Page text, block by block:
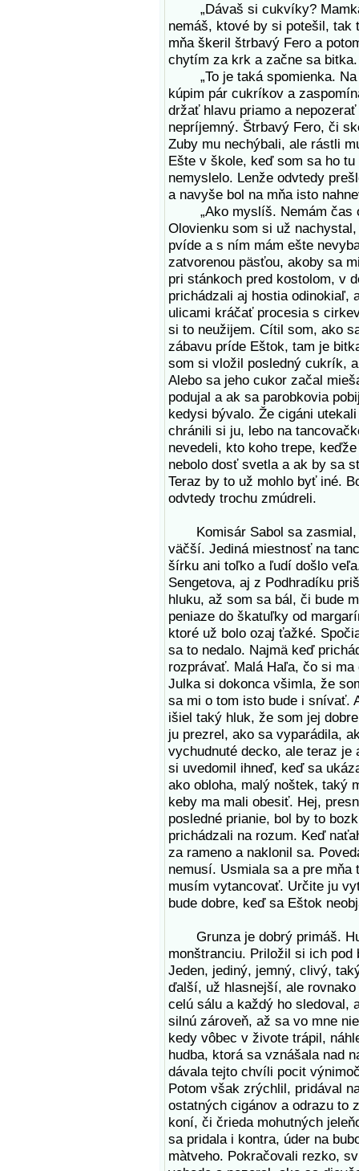
„Dávaš si cukvíky? Mamka
nemáš, ktové by si potešil,
mňa škeril štrbavý Fero a
chytím za krk a začne sa bitka.
„To je taká spomienka. Na
kúpim pár cukríkov a
držať hlavu priamo a
nepríjemný. Štrbavý Fero, či
Zuby mu nechýbali, ale rástli
Ešte v škole, keď som sa ho
nemyslelo. Lenže odvtedy
a navyše bol na mňa isto
„Ako myslíš. Nemám čas o
Olovienku som si už
pvíde a s ním mám ešte
zatvorenou päsťou, akoby sa
pri stánkoch pred kostolom, v
prichádzali aj hostia odinokiaľ,
ulicami kráčať procesia s
si to neužijem. Cítil som, ako
zábavu príde Eštok, tam je
som si vložil posledný cukrík,
Alebo sa jeho cukor začal
podujal a ak sa parobkovia
kedysi bývalo. Že cigáni
chránili si ju, lebo na
nevedeli, kto koho trepe,
nebolo dosť svetla a ak by sa
Teraz by to už mohlo byť iné.
odvtedy trochu zmúdreli.
Komisár Sabol sa zasmial,
väčší. Jediná miestnosť na
šírku ani toľko a ľudí došlo
Sengetova, aj z Podhradíku
hluku, až som sa bál, či bude
peniaze do škatuľky od
ktoré už bolo ozaj ťažké.
sa to nedalo. Najmä keď
rozprávať. Malá Haľa, čo si
Julka si dokonca všimla, že
sa mi o tom isto bude i snívať.
išiel taký hluk, že som jej
ju prezrel, ako sa vyparádila,
vychudnuté decko, ale teraz je
si uvedomil ihneď, keď sa
ako obloha, malý noštek, taký
keby ma mali obesiť. Hej,
posledné prianie, bol by to
prichádzali na rozum. Keď
za rameno a naklonil sa.
nemusí. Usmiala sa a pre mňa
musím vytancovať. Určite ju
bude dobre, keď sa Eštok
Grunza je dobrý primáš.
monštranciu. Priložil si ich pod
Jeden, jediný, jemný, clivý,
ďalší, už hlasnejší, ale
celú sálu a každý ho sledoval,
silnú zároveň, až sa vo mne
kedy vôbec v živote trápil,
hudba, ktorá sa vznášala nad
dávala tejto chvíli pocit
Potom však zrýchlil, pridával
ostatných cigánov a odrazu to
koní, či črieda mohutných
sa pridala i kontra, úder na
màtveho. Pokračovali rezko,